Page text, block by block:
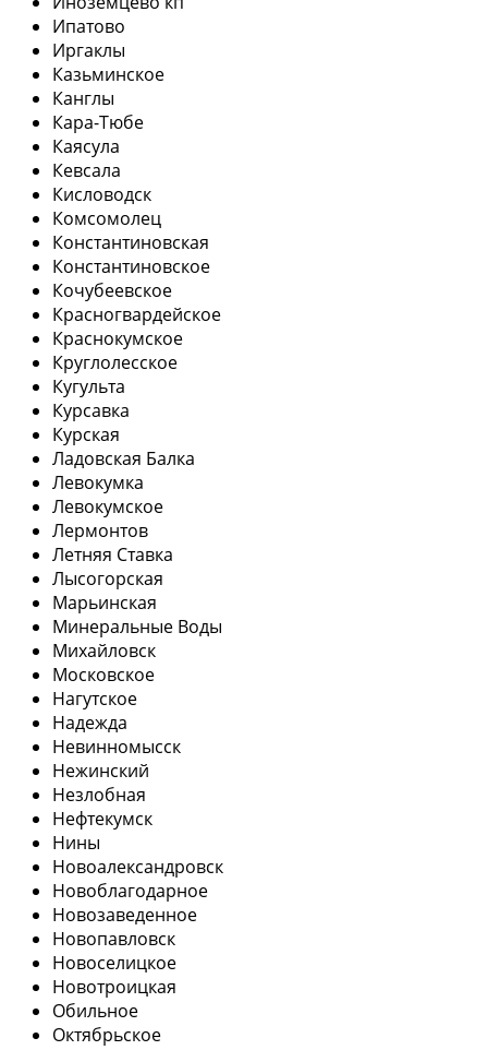
Ипатово
Иргаклы
Казьминское
Канглы
Кара-Тюбе
Каясула
Кевсала
Кисловодск
Комсомолец
Константиновская
Константиновское
Кочубеевское
Красногвардейское
Краснокумское
Круглолесское
Кугульта
Курсавка
Курская
Ладовская Балка
Левокумка
Левокумское
Лермонтов
Летняя Ставка
Лысогорская
Марьинская
Минеральные Воды
Михайловск
Московское
Нагутское
Надежда
Невинномысск
Нежинский
Незлобная
Нефтекумск
Нины
Новоалександровск
Новоблагодарное
Новозаведенное
Новопавловск
Новоселицкое
Новотроицкая
Обильное
Октябрьское